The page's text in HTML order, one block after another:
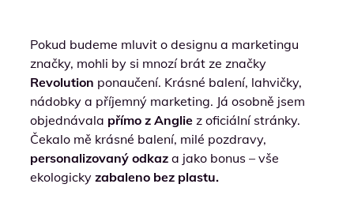
Pokud budeme mluvit o designu a marketingu
značky, mohli by si mnozí brát ze značky
Revolution ponaučení. Krásné balení, lahvičky,
nádobky a příjemný marketing. Já osobně jsem
objednávala přímo z Anglie z oficiální stránky.
Čekalo mě krásné balení, milé pozdravy,
personalizovaný odkaz a jako bonus – vše
ekologicky zabaleno bez plastu.